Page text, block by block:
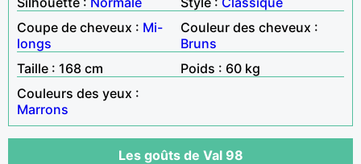
Coupe de cheveux : Mi-
longs
Couleur des cheveux :
Bruns
Taille : 168 cm
Poids : 60 kg
Couleurs des yeux :
Marrons
Les goûts de Val 98